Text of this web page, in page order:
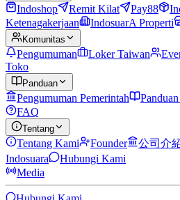
Indoshop Remit Kilat Pay88
Ketenagakerjaan
IndosuarA Properti
Komunitas
Pengumuman Loker Taiwan
Toko
Panduan
Pengumuman Pemerintah
FAQ
Tentang
Tentang Kami Founder 公司介
Indosuara
Hubungi Kami
Media